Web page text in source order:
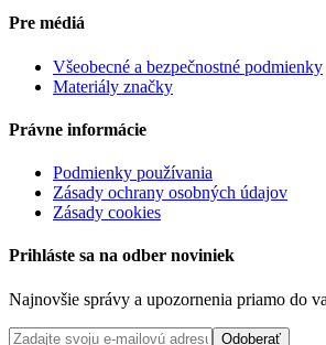
Pre médiá
Všeobecné a bezpečnostné podmienky
Materiály značky
Právne informácie
Podmienky používania
Zásady ochrany osobných údajov
Zásady cookies
Prihláste sa na odber noviniek
Najnovšie správy a upozornenia priamo do
Odoberať